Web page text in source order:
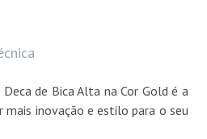
de Bica Alta na Cor Gold é a
mais inovação e estilo para o seu